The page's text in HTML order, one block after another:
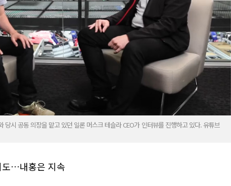
당시 공동 의장을 맡고 있던 일론 머스크 테슬라 CEO가 인터뷰를 진행하고 있다. 유튜브
…내홍은 지속